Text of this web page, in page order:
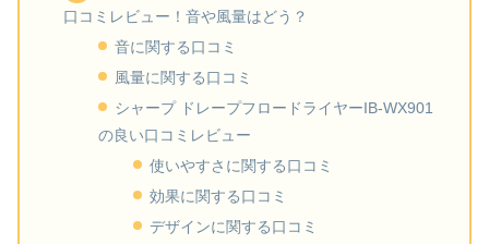
口コミレビュー！音や風量はどう？
音に関する口コミ
風量に関する口コミ
シャープ ドレープフロードライヤーIB-WX901
の良い口コミレビュー
使いやすさに関する口コミ
効果に関する口コミ
デザインに関する口コミ